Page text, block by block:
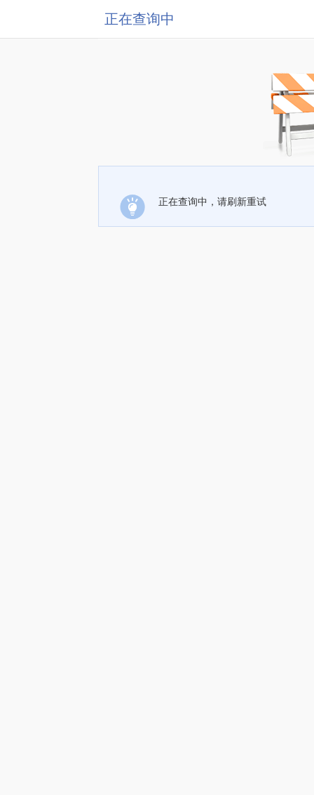
正在查询中
正在查询中，请刷新重试